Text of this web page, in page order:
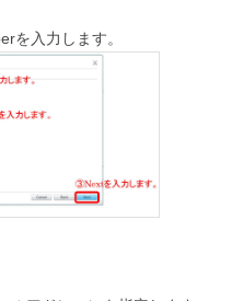
を入力します。